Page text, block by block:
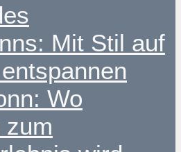
Mit Stil auf
Wo
zum